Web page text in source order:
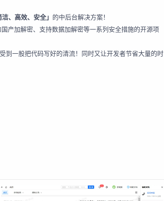
、高效、安全」 的中后台解决方案！
产加解密、支持数据加解密等一系列安全措施的开源项
到一股把代码写好的清流！同时又让开发者节省大量的时